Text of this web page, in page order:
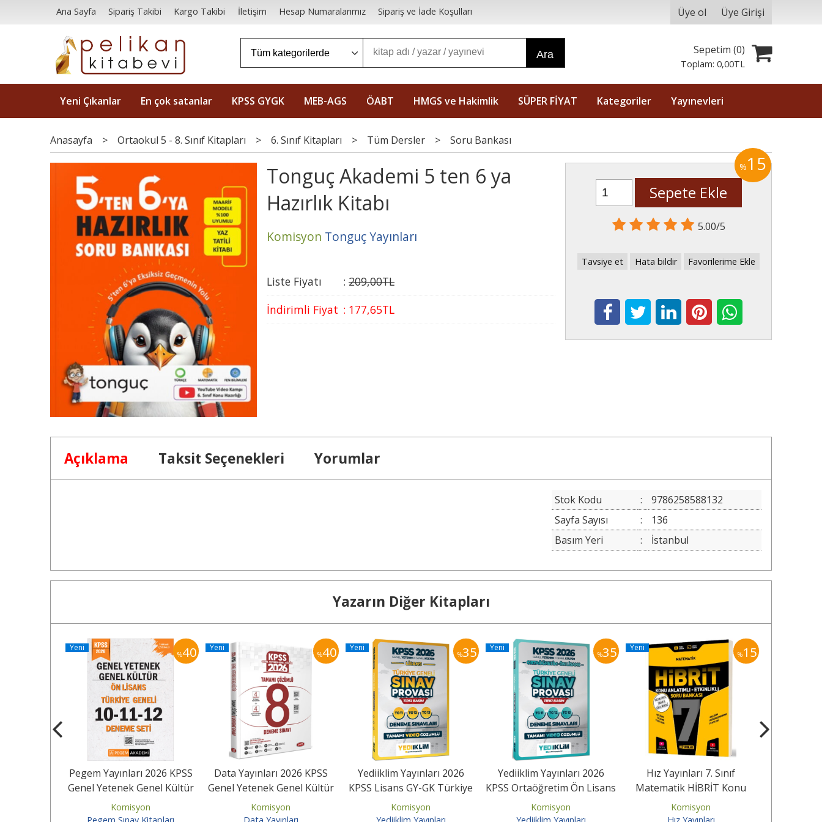
Ana Sayfa Sipariş Takibi Kargo Takibi İletişim Hesap Numaralarımız Sipariş ve İade Koşulları Üye ol Üye Girişi
Ara Sepetim (0)
Toplam:0,00TL
Yeni Çıkanlar En çok satanlar KPSS GYGK MEB-AGS ÖABT HMGS ve Hakimlik SÜPER FİYAT Kategoriler Yayınevleri
Anasayfa > Ortaokul 5 - 8. Sınıf Kitapları > 6. Sınıf Kitapları > Tüm Dersler > Soru Bankası
Tonguç Akademi 5 ten 6 ya
Hazırlık Kitabı
Komisyon Tonguç Yayınları
Liste Fiyatı : 209,00TL
İndirimli Fiyat : 177,65TL
%15
Sepete Ekle
5.00/5
Tavsiye et Hata bildir Favorilerime Ekle
Açıklama Taksit Seçenekleri Yorumlar
Stok Kodu :
9786258588132
Sayfa Sayısı
:
136
Basım Yeri
: İstanbul
Yazarın Diğer Kitapları
%40
Yeni
Pegem Yayınları 2026 KPSS
Genel Yetenek Genel Kültür
Ön Lisans Tamamı...
Komisyon
%40
Yeni
Data Yayınları 2026 KPSS
Genel Yetenek Genel Kültür
Tamamı Çözümlü 8...
Komisyon
%35
Yeni
Yediiklim Yayınları 2026
KPSS Lisans GY-GK Türkiye
Geneli Sınav Provası...
Komisyon
%35
Yeni
Yediiklim Yayınları 2026
KPSS Ortaöğretim Ön Lisans
GY-GK Türkiye Geneli...
Komisyon
%15
Yeni
Hız Yayınları 7. Sınıf
Matematik HİBRİT Konu
Anlatımlı Etkinlikli Soru...
Komisyon